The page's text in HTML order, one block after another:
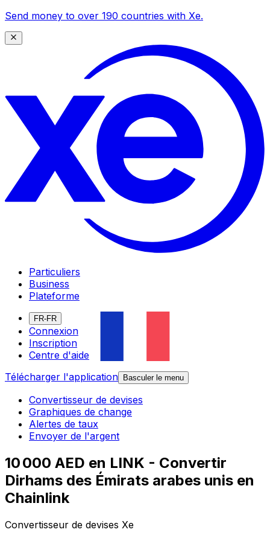
Send money to over 190 countries with Xe.
Particuliers
Business
Plateforme
FR-FR
Connexion
Inscription
Centre d'aide
Télécharger l'application
Basculer le menu
Convertisseur de devises
Graphiques de change
Alertes de taux
Envoyer de l'argent
10 000 AED en LINK - Convertir
Dirhams des Émirats arabes unis en
Chainlink
Convertisseur de devises Xe